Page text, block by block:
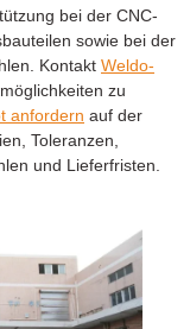
bei der CNC-
sowie bei der
Kontakt Weldo-
zu
anfordern auf der
Toleranzen,
und Lieferfristen.